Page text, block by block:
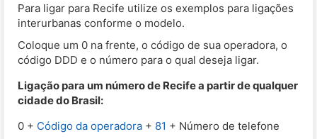
Para ligar para Recife utilize os exemplos para ligações
interurbanas conforme o modelo.
Coloque um 0 na frente, o código de sua operadora, o
código DDD e o número para o qual deseja ligar.
Ligação para um número de Recife a partir de qualquer
cidade do Brasil:
0 + Código da operadora + 81 + Número de telefone